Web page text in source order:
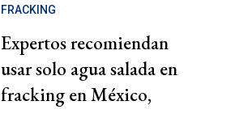
FRACKING
Expertos recomiendan
usar solo agua salada en
fracking en México,